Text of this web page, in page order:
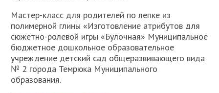
Мастер-класс для родителей по лепке из
полимерной глины «Изготовление атрибутов для
сюжетно-ролевой игры «Булочная» Муниципальное
бюджетное дошкольное образовательное
учреждение детский сад общеразвивающего вида
№ 2 города Темрюка Муниципального
образования.